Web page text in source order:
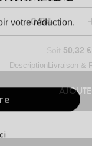
50,32€
Description Livraison &
votre réduction.